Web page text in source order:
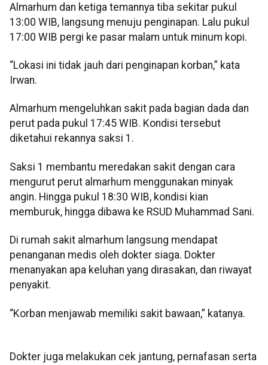
Almarhum dan ketiga temannya tiba sekitar pukul
13:00 WIB, langsung menuju penginapan. Lalu pukul
17:00 WIB pergi ke pasar malam untuk minum kopi.
“Lokasi ini tidak jauh dari penginapan korban,” kata
Irwan.
Almarhum mengeluhkan sakit pada bagian dada dan
perut pada pukul 17:45 WIB. Kondisi tersebut
diketahui rekannya saksi 1.
Saksi 1 membantu meredakan sakit dengan cara
mengurut perut almarhum menggunakan minyak
angin. Hingga pukul 18:30 WIB, kondisi kian
memburuk, hingga dibawa ke RSUD Muhammad Sani.
Di rumah sakit almarhum langsung mendapat
penanganan medis oleh dokter siaga. Dokter
menanyakan apa keluhan yang dirasakan, dan riwayat
penyakit.
“Korban menjawab memiliki sakit bawaan,” katanya.
Dokter juga melakukan cek jantung, pernafasan serta